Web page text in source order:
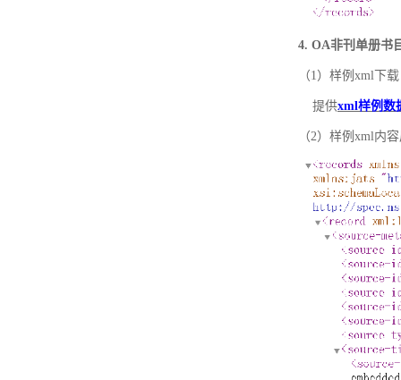
4. OA非刊单册书
（1）样例xml下载
提供xml样例数
（2）样例xml内